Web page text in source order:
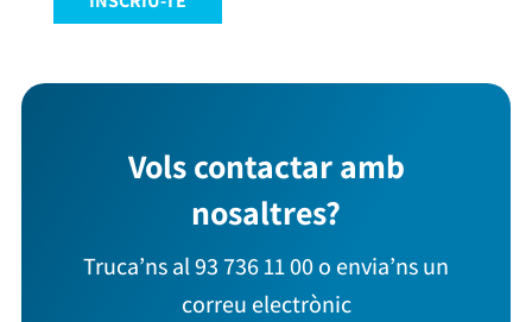
Vols contactar amb
nosaltres?
Truca’ns al 93 736 11 00 o envia’ns un
correu electrònic